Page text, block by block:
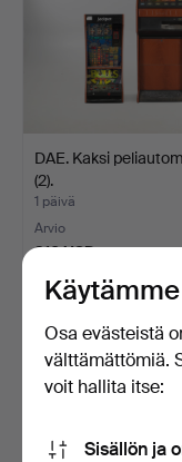
DAE. Kaksi
(2).
1 päivä
Arvio
310 USD
Osa evästeistä
välttämättömiä.
voit hallita itse:
Sisällön ja